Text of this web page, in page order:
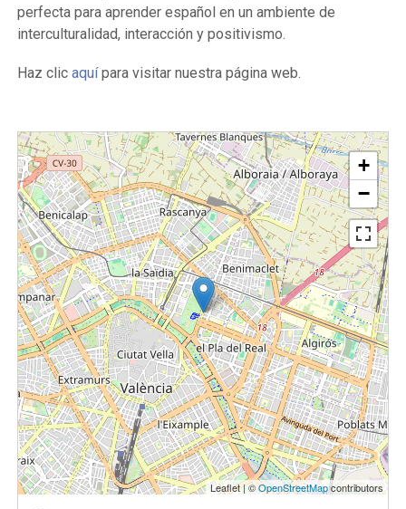
perfecta para aprender español en un ambiente de
interculturalidad, interacción y positivismo.
Haz clicaquípara visitar nuestra página web.
+
−
Leaflet | ©OpenStreetMapcontributors